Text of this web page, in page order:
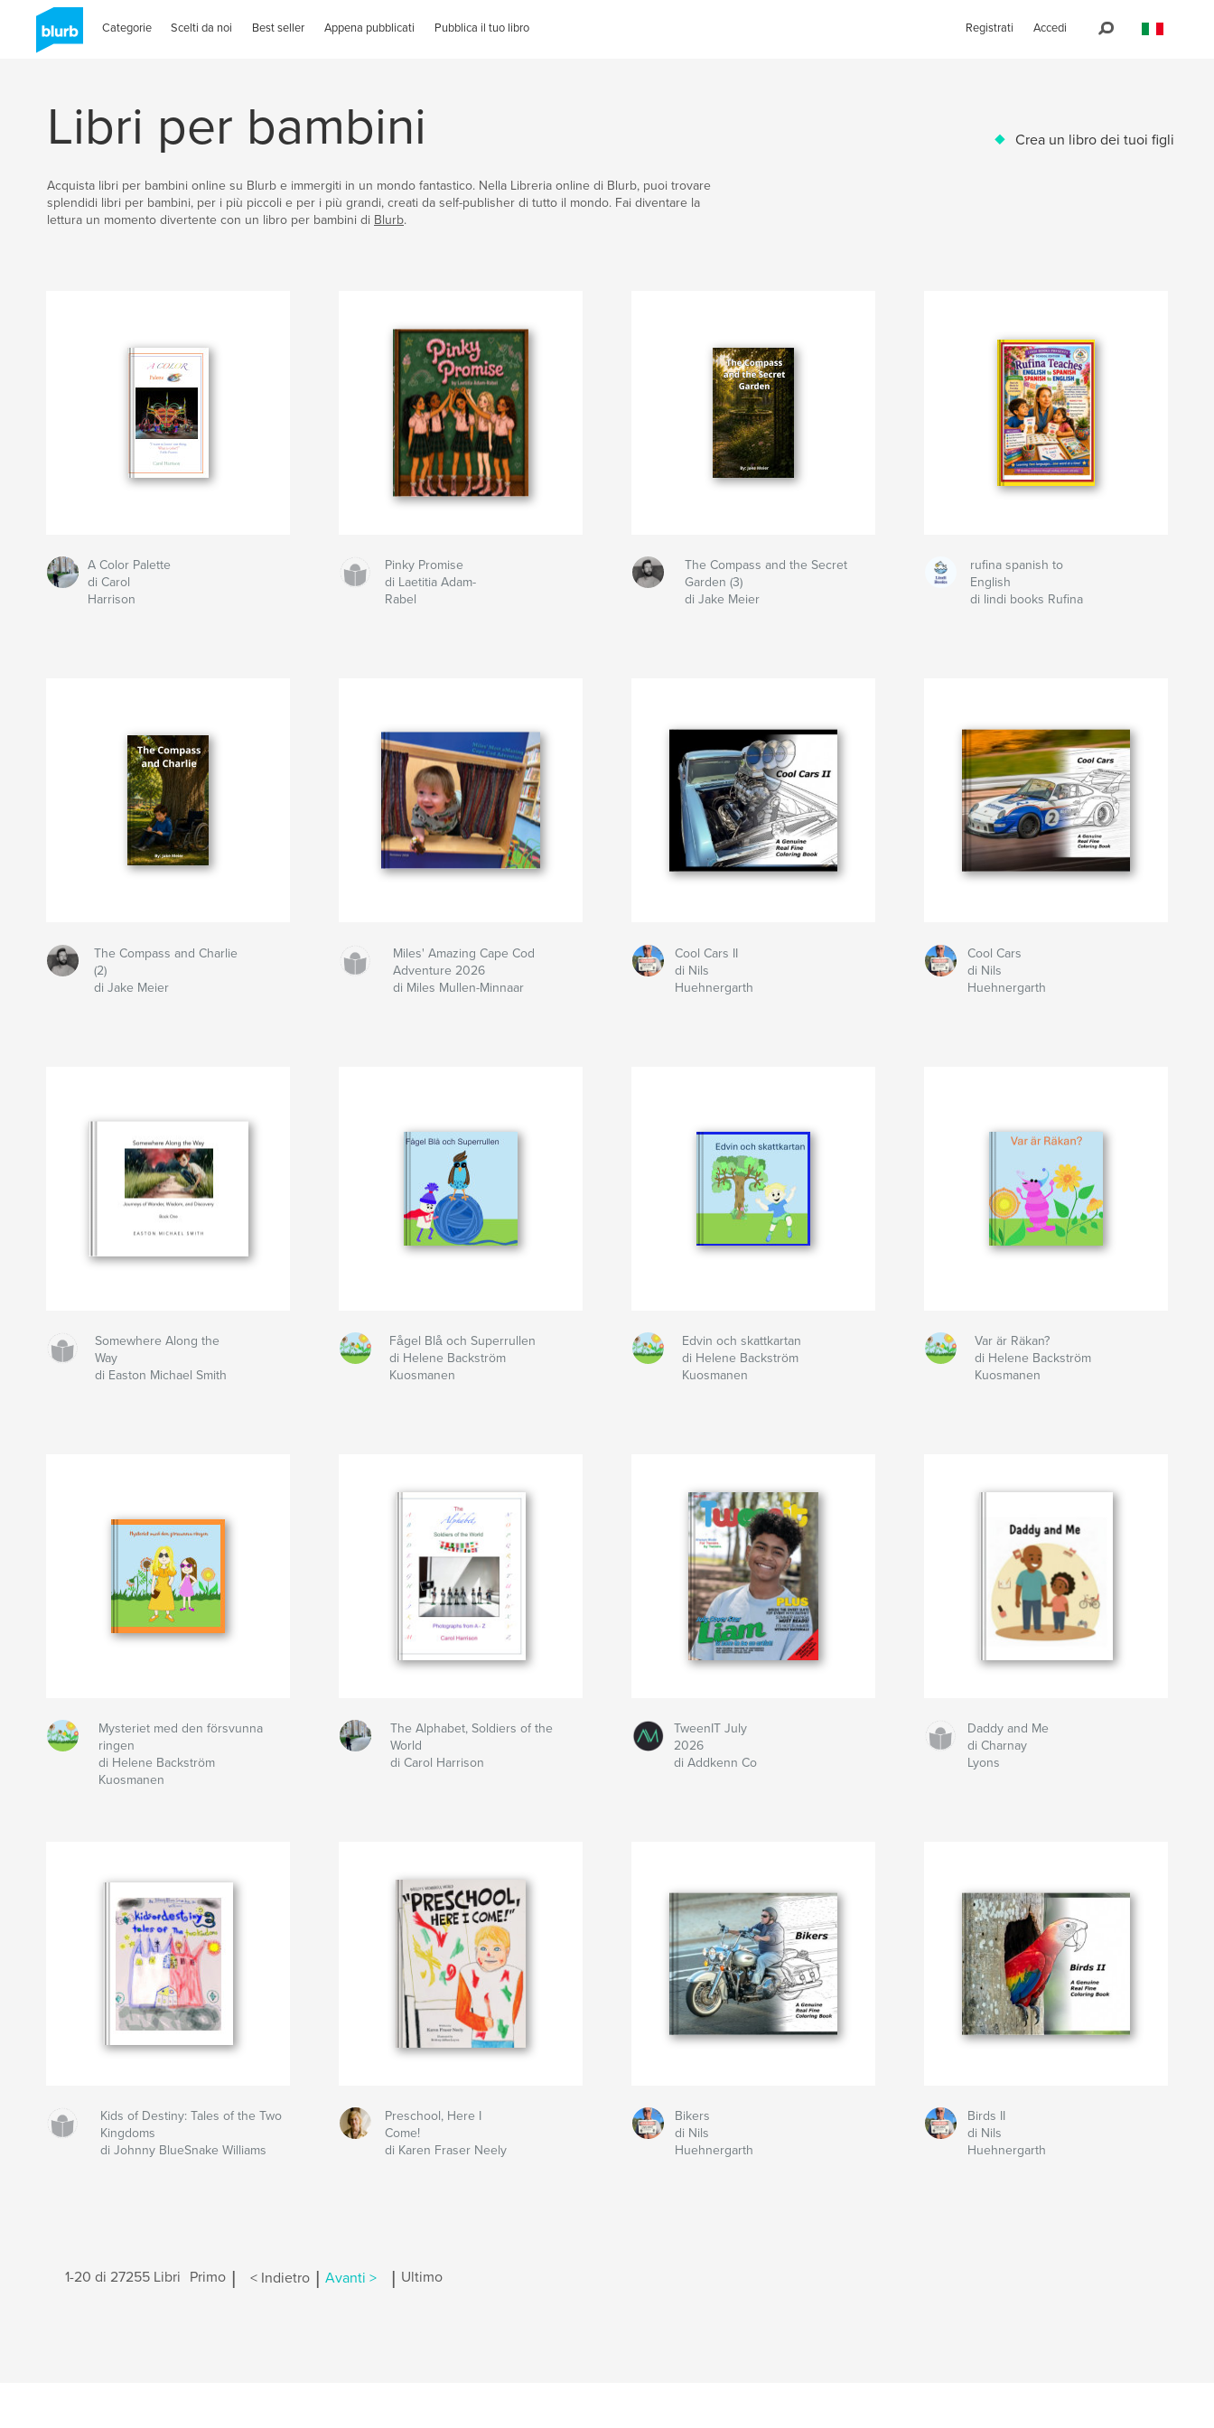
Categorie Scelti da noi Best seller Appena pubblicati Pubblica il tuo libro Registrati Accedi
Libri per bambini Crea un libro dei tuoi figli
Acquista libri per bambini online su Blurb e immergiti in un mondo fantastico. Nella Libreria online di Blurb, puoi trovare
splendidi libri per bambini, per i più piccoli e per i più grandi, creati da self-publisher di tutto il mondo. Fai diventare la
lettura un momento divertente con un libro per bambini di Blurb.
A Color Palette
di Carol
Harrison
Pinky Promise
di Laetitia Adam-
Rabel
The Compass and the Secret
Garden (3)
di Jake Meier
rufina spanish to
English
di lindi books Rufina
The Compass and Charlie
(2)
di Jake Meier
Miles' Amazing Cape Cod
Adventure 2026
di Miles Mullen-Minnaar
Cool Cars II
di Nils
Huehnergarth
Cool Cars
di Nils
Huehnergarth
Somewhere Along the
Way
di Easton Michael Smith
Fågel Blå och Superrullen
di Helene Backström
Kuosmanen
Edvin och skattkartan
di Helene Backström
Kuosmanen
Var är Räkan?
di Helene Backström
Kuosmanen
Mysteriet med den försvunna
ringen
di Helene Backström
Kuosmanen
The Alphabet, Soldiers of the
World
di Carol Harrison
TweenIT July
2026
di Addkenn Co
Daddy and Me
di Charnay
Lyons
Kids of Destiny: Tales of the Two
Kingdoms
di Johnny BlueSnake Williams
Preschool, Here I
Come!
di Karen Fraser Neely
Bikers
di Nils
Huehnergarth
Birds II
di Nils
Huehnergarth
1-20 di 27255 Libri Primo < Indietro Avanti > Ultimo